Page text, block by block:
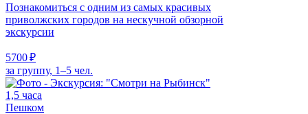
Познакомиться с одним из самых красивых
приволжских городов на нескучной обзорной
экскурсии
5700 ₽
за группу, 1–5 чел.
1,5 часа
Пешком